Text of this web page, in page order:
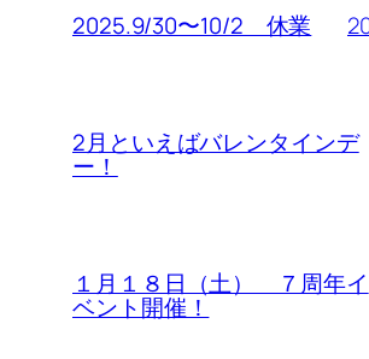
2025.9/30〜10/2 休業
2月といえばバレンタインデ
ー！
１月１８日（土） ７周年イ
ベント開催！